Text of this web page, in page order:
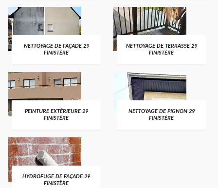
NETTOYAGE DE FAÇADE 29
FINISTÈRE
NETTOYAGE DE TERRASSE 29
FINISTÈRE
PEINTURE EXTÉRIEURE 29
FINISTÈRE
NETTOYAGE DE PIGNON 29
FINISTÈRE
HYDROFUGE DE FAÇADE 29
FINISTÈRE